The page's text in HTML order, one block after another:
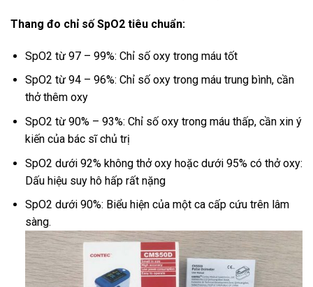
Thang đo chỉ số SpO2 tiêu chuẩn:
SpO2 từ 97 – 99%: Chỉ số oxy trong máu tốt
SpO2 từ 94 – 96%: Chỉ số oxy trong máu trung bình, cần
thở thêm oxy
SpO2 từ 90% – 93%: Chỉ số oxy trong máu thấp, cần xin ý
kiến của bác sĩ chủ trị
SpO2 dưới 92% không thở oxy hoặc dưới 95% có thở oxy:
Dấu hiệu suy hô hấp rất nặng
SpO2 dưới 90%: Biểu hiện của một ca cấp cứu trên lâm
sàng.